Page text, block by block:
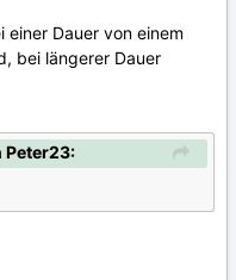
einer Dauer von einem
bei längerer Dauer
Peter23: